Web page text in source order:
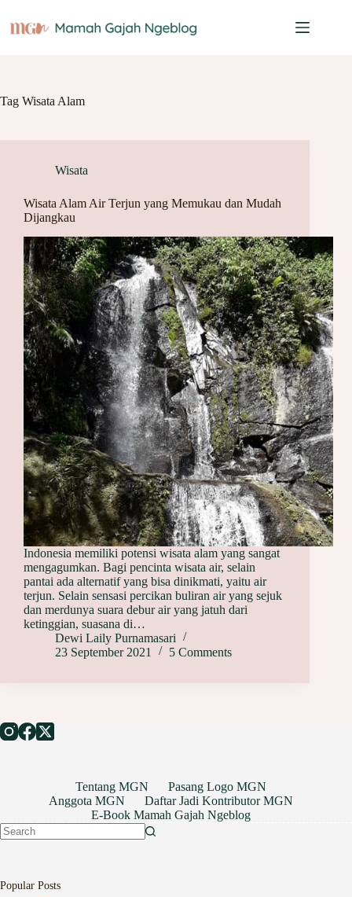
content
Tag Wisata Alam
Wisata
Wisata Alam Air Terjun yang Memukau dan Mudah
Dijangkau
Indonesia memiliki potensi wisata alam yang sangat
mengagumkan. Bagi pencinta wisata air, selain
pantai ada alternatif yang bisa dinikmati, yaitu air
terjun. Selain sensasi percikan buliran air yang sejuk
dan merdunya suara debur air yang jatuh dari
ketinggian, suasana di…
Dewi Laily Purnamasari
23 September 2021
5 Comments
Tentang MGN
Pasang Logo MGN
Anggota MGN
Daftar Jadi Kontributor MGN
E-Book Mamah Gajah Ngeblog
Popular Posts